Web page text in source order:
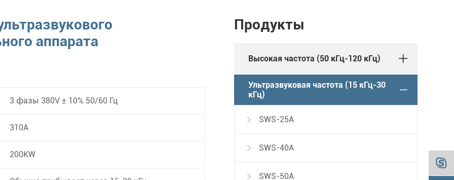
аппарата
3 фазы 380V ± 10% 50/60 Гц
310A
200KW
Продукты
Высокая частота (50 кГц-120 кГц)
Ультразвуковая частота (15 кГц-30
кГц)
 SWS-25A
 SWS-40A
 SWS-50A
